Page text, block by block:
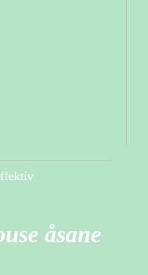
åsane